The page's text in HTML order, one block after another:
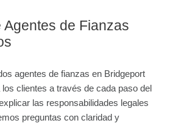
de Fianzas
agentes de fianzas en Bridgeport
clientes a través de cada paso del
las responsabilidades legales
preguntas con claridad y